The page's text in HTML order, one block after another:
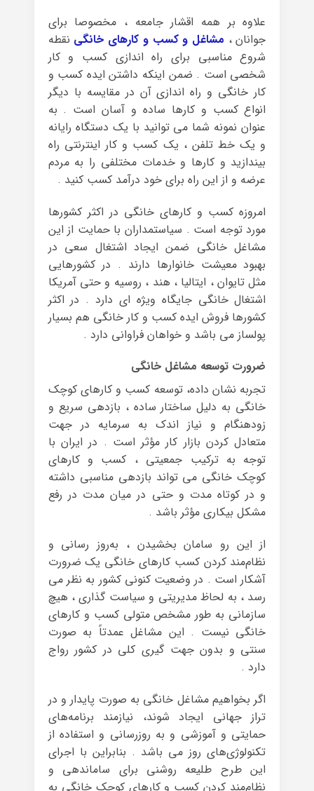
علاوه بر همه اقشار جامعه ، مخصوصا برای
جوانان ، مشاغل و کسب و کارهای خانگی نقطه
شروع مناسبی برای راه اندازی کسب و کار
شخصی است . ضمن اینکه داشتن ایده کسب و
کار خانگی و راه اندازی آن در مقایسه با دیگر
انواع کسب و کارها ساده و آسان است . به
عنوان نمونه شما می توانید با یک دستگاه رایانه
و یک خط تلفن ، یک کسب و کار اینترنتی راه
بیندازید و کارها و خدمات مختلفی را به مردم
عرضه و از این راه برای خود درآمد کسب کنید .
امروزه کسب و کارهای خانگی در اکثر کشورها
مورد توجه است . سیاستمداران با حمایت از این
مشاغل خانگی ضمن ایجاد اشتغال سعی در
بهبود معیشت خانوارها دارند . در کشورهایی
مثل تایوان ، ایتالیا ، هند ، روسیه و حتی آمریکا
اشتغال خانگی جایگاه ویژه ای دارد . در اکثر
کشورها فروش ایده کسب و کار خانگی هم بسیار
پولساز می باشد و خواهان فراوانی دارد .
ضرورت توسعه مشاغل خانگی
تجربه نشان داده، توسعه کسب و کارهای کوچک
خانگی به دلیل ساختار ساده ، بازدهی سریع و
زودهنگام و نیاز اندک به سرمایه در جهت
متعادل کردن بازار کار مؤثر است . در ایران با
توجه به ترکیب جمعیتی ، کسب و کارهای
کوچک خانگی می تواند بازدهی مناسبی داشته
و در کوتاه مدت و حتی در میان مدت در رفع
مشکل بیکاری مؤثر باشد .
از این رو سامان بخشیدن ، به‌روز رسانی و
نظام‌مند کردن کسب کارهای خانگی یک ضرورت
آشکار است . در وضعیت کنونی کشور به نظر می
رسد ، ‌به لحاظ مدیریتی و سیاست گذاری ، هیچ
سازمانی به طور مشخص متولی کسب و کارهای
خانگی نیست . این مشاغل عمدتاً‌ به صورت
سنتی و بدون جهت گیری کلی در کشور رواج
دارد .
اگر بخواهیم مشاغل خانگی به صورت پایدار و در
تراز جهانی ایجاد شوند، نیازمند برنامه‌های
حمایتی و آموزشی و به روزرسانی و استفاده از
تکنولوژی‌های روز می باشد . بنابراین با اجرای
این طرح طلیعه روشنی برای ساماندهی و
نظام‌مند کردن کسب و کارهای کوچک خانگی به